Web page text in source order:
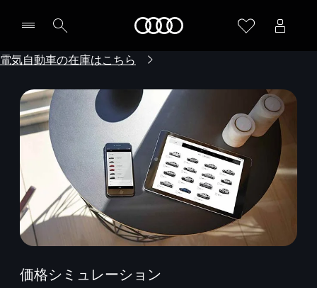
電気自動車の在庫はこちら
価格シミュレーション